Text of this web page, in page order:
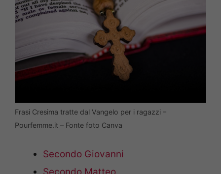
Frasi Cresima tratte dal Vangelo per i ragazzi –
Pourfemme.it – Fonte foto Canva
Secondo Giovanni